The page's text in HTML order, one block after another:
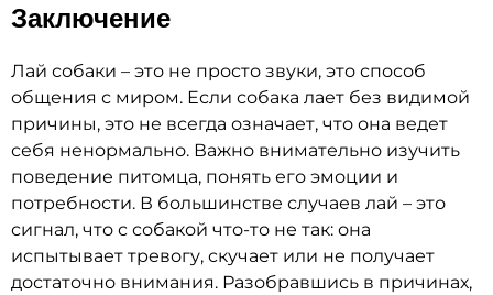
Заключение
Лай собаки – это не просто звуки, это способ
общения с миром. Если собака лает без видимой
причины, это не всегда означает, что она ведет
себя ненормально. Важно внимательно изучить
поведение питомца, понять его эмоции и
потребности. В большинстве случаев лай – это
сигнал, что с собакой что-то не так: она
испытывает тревогу, скучает или не получает
достаточно внимания. Разобравшись в причинах,